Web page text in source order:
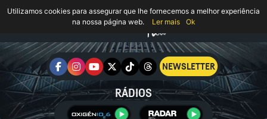
NEWSLETTER
RÁDIOS
Utilizamos cookies para assegurar que lhe fornecemos a melhor experiência
na nossa página web.
Ler mais Ok